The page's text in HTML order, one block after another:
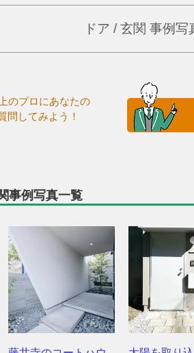
ドア / 玄関 事例
のプロにあなたの
問してみよう！
事例写真一覧